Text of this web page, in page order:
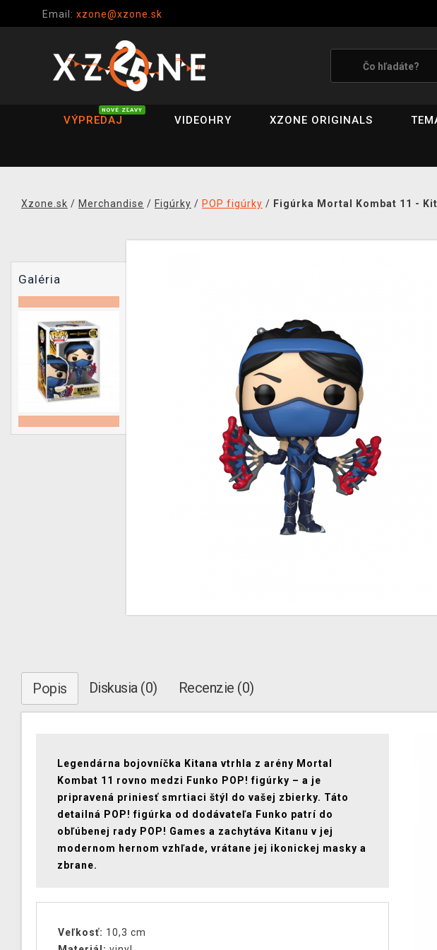
Email: xzone@xzone.sk
VÝPREDAJ
NOVÉ ZĽAVY
VIDEOHRY XZONE ORIGINALS
Xzone.sk / Merchandise / Figúrky / POP figúrky / Figúrka Mortal Kombat 11 -
Galéria
Popis Diskusia (0) Recenzie (0)
Legendárna bojovníčka Kitana vtrhla z arény Mortal
Kombat 11 rovno medzi Funko POP! figúrky – a je
pripravená priniesť smrtiaci štýl do vašej zbierky. Táto
detailná POP! figúrka od dodávateľa Funko patrí do
obľúbenej rady POP! Games a zachytáva Kitanu v jej
modernom hernom vzhľade, vrátane jej ikonickej masky a
zbrane.
Veľkosť: 10,3 cm